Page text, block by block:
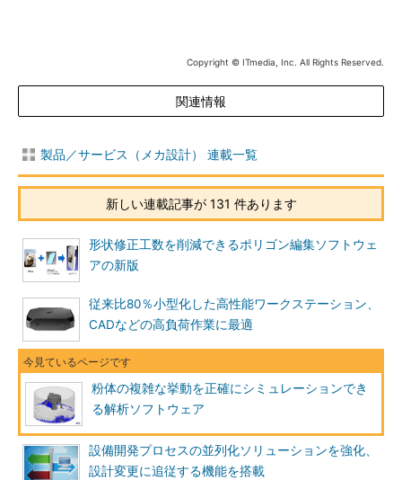
Copyright © ITmedia, Inc. All Rights Reserved.
関連情報
製品／サービス（メカ設計） 連載一覧
新しい連載記事が 131 件あります
形状修正工数を削減できるポリゴン編集ソフトウェ
アの新版
従来比80％小型化した高性能ワークステーション、
CADなどの高負荷作業に最適
粉体の複雑な挙動を正確にシミュレーションでき
る解析ソフトウェア
設備開発プロセスの並列化ソリューションを強化、
設計変更に追従する機能を搭載